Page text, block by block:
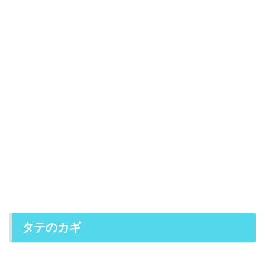
タテのカギ